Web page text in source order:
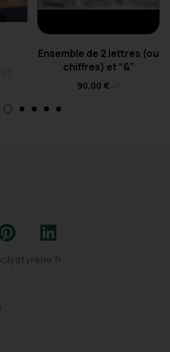
Ensemble de 2 lettres (ou
chiffres) et “&”
90,00 €